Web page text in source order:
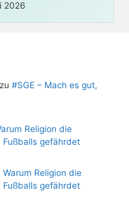
2026
zu #SGE – Mach es gut,
Religion die
gefährdet
Religion die
gefährdet